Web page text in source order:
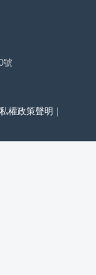
號
權政策聲明 ｜